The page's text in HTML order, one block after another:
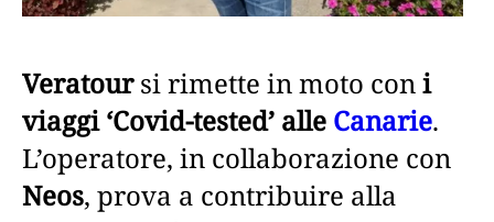
Veratoursi rimette in moto coni
viaggi ‘Covid-tested’ alle Canarie.
L’operatore, in collaborazione con
Neos, prova a contribuire alla